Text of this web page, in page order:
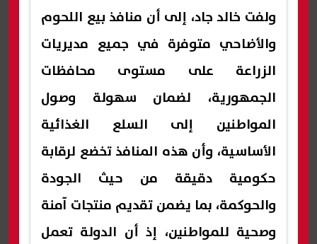
ولفت خالد جاد، إلى أن منافذ بيع اللحوم
والأضاحي متوفرة في جميع مديريات
الزراعة على مستوى محافظات
الجمهورية، لضمان سهولة وصول
المواطنين إلى السلع الغذائية
الأساسية، وأن هذه المنافذ تخضع لرقابة
حكومية دقيقة من حيث الجودة
والحوكمة، بما يضمن تقديم منتجات آمنة
وصحية للمواطنين، إذ أن الدولة تعمل